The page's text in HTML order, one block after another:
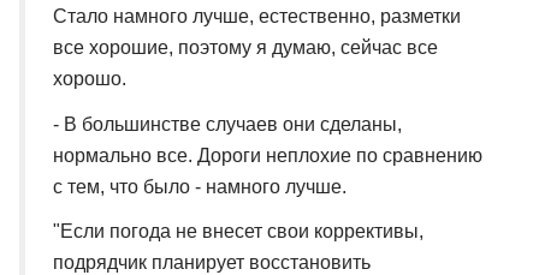
Стало намного лучше, естественно, разметки
все хорошие, поэтому я думаю, сейчас все
хорошо.
- В большинстве случаев они сделаны,
нормально все. Дороги неплохие по сравнению
с тем, что было - намного лучше.
"Если погода не внесет свои коррективы,
подрядчик планирует восстановить